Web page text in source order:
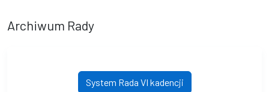
Archiwum Rady
System Rada VI kadencji